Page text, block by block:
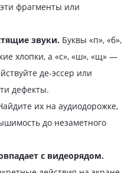
фрагменты или
звуки. Буквы «п», «б»,
хлопки, а «с», «ш», «щ» —
де-эссер или
дефекты.
их на аудиодорожке,
до незаметного
с видеорядом.